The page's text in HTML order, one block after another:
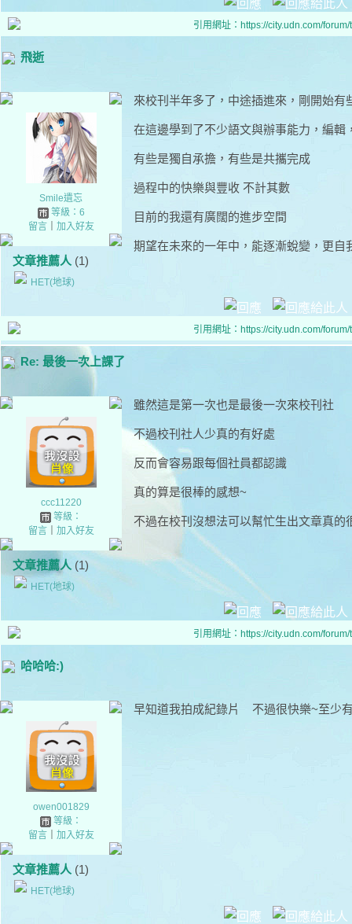
引用網址：https://city.udn.com/
飛逝
Smile遺忘
等級：6
留言｜ 加入好友
文章推薦人 (1)
HET(地球)
來校刊半年多了，中途插進來，剛開始
在這邊學到了不少語文與辦事能力，編輯
有些是獨自承擔，有些是共攜完成
過程中的快樂與豐收 不計其數
目前的我還有廣闊的進步空間
期望在未來的一年中，能逐漸蛻變，更自
引用網址：https://city.udn.com/
Re: 最後一次上課了
ccc11220
等級：
留言｜ 加入好友
文章推薦人 (1)
HET(地球)
雖然這是第一次也是最後一次來校刊社
不過校刊社人少真的有好處
反而會容易跟每個社員都認識
真的算是很棒的感想~
不過在校刊沒想法可以幫忙生出文章真的
引用網址：https://city.udn.com/
哈哈哈:)
owen001829
等級：
留言｜ 加入好友
文章推薦人 (1)
HET(地球)
早知道我拍成紀錄片 不過很快樂~至少